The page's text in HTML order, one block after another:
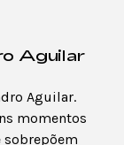
Aguilar
Aguilar.
momentos
sobrepõem